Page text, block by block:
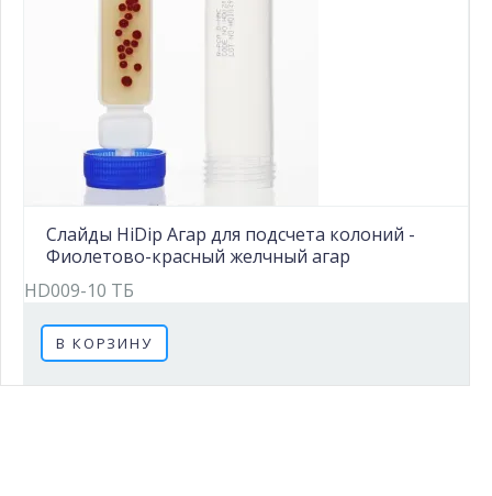
Слайды HiDip Агар для подсчета колоний -
Фиолетово-красный желчный агар
HD009-10 ТБ
В КОРЗИНУ